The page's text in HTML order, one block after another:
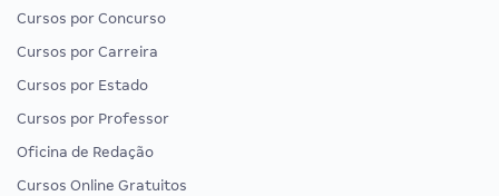
Cursos por Concurso
Cursos por Carreira
Cursos por Estado
Cursos por Professor
Oficina de Redação
Cursos Online Gratuitos